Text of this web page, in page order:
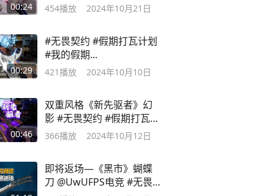
00:24 454播放 2024年10月21日
00:29
#无畏契约 #假期打瓦计划
#我的假期...
421播放 2024年10月10日
00:46
双重风格《新先驱者》幻
影 #无畏契约 #假期打瓦计
划
366播放 2024年10月12日
即将返场—《黑市》蝴蝶
刀 @UwUFPS电竞 #无畏